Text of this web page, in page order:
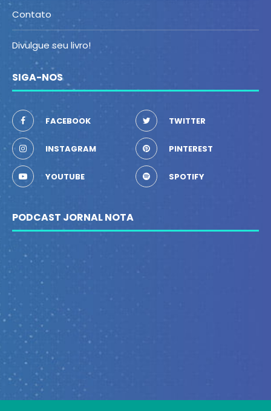
Contato
Divulgue seu livro!
SIGA-NOS
FACEBOOK TWITTER
INSTAGRAM PINTEREST
YOUTUBE SPOTIFY
PODCAST JORNAL NOTA